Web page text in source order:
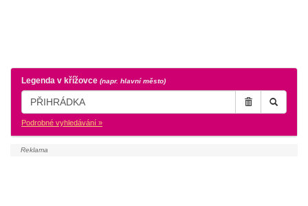
Legenda v křížovce (napr. hlavní město)
Podrobné vyhledávání »